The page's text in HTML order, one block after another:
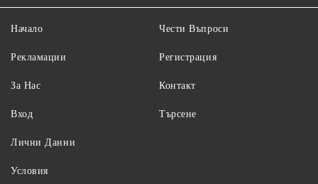
Начало
Рекламации
За Нас
Вход
Чести Въпроси
Регистрация
Контакт
Търсене
Лични Данни
Условия